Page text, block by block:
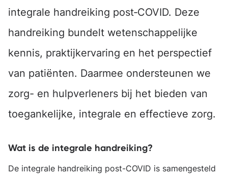
integrale handreiking post‑COVID. Deze
handreiking bundelt wetenschappelijke
kennis, praktijkervaring en het perspectief
van patiënten. Daarmee ondersteunen we
zorg- en hulpverleners bij het bieden van
toegankelijke, integrale en effectieve zorg.
Wat is de integrale handreiking?
De integrale handreiking post-COVID is samengesteld